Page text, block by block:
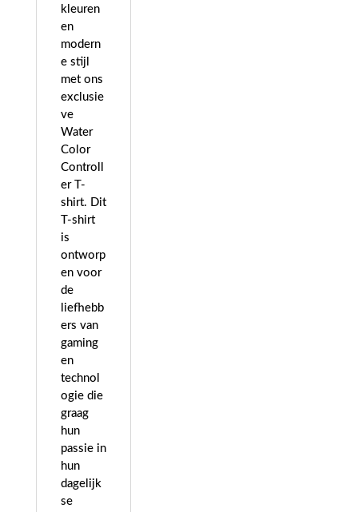
kleuren
en
modern
e stijl
met ons
exclusie
ve
Water
Color
Controll
er T-
shirt. Dit
T-shirt
is
ontworp
en voor
de
liefhebb
ers van
gaming
en
technol
ogie die
graag
hun
passie in
hun
dagelijk
se